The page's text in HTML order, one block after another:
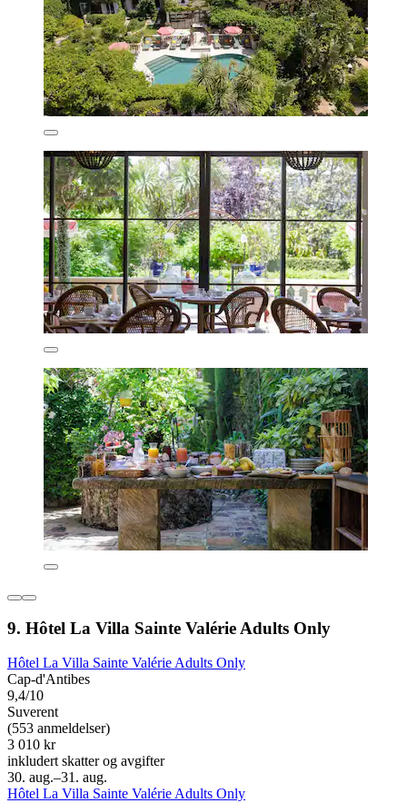
9. Hôtel La Villa Sainte Valérie Adults Only
Hôtel La Villa Sainte Valérie Adults Only
Cap-d'Antibes
9,4/10
Suverent
(553 anmeldelser)
3 010 kr
inkludert skatter og avgifter
30. aug.–31. aug.
Hôtel La Villa Sainte Valérie Adults Only